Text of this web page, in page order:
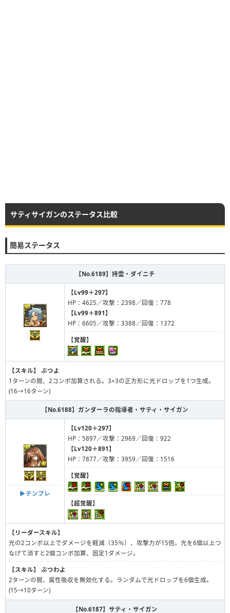
サティサイガンのステータス比較
簡易ステータス
【No.6189】 持霊・ダイニチ
【Lv99＋297】
HP：4625／攻撃：2398／回復：778
【Lv99＋891】
HP：6605／攻撃：3388／回復：1372
【覚醒】
【スキル】
ぶつよ
1ターンの間、2コンボ加算される。3×3の正方形に光ドロップを1つ生成。
(16→16ターン)
【No.6188】 ガンダーラの指導者・サティ・サイガン
▶︎テンプレ
【Lv120＋297】
HP：5897／攻撃：2969／回復：922
【Lv120＋891】
HP：7877／攻撃：3959／回復：1516
【覚醒】
【超覚醒】
【リーダースキル】
光の2コンボ以上でダメージを軽減（35％）、攻撃力が15倍。光を6個以上つ
なげて消すと2個コンボ加算、固定1ダメージ。
【スキル】
ぶつわよ
2ターンの間、属性吸収を無効化する。ランダムで光ドロップを6個生成。
(15→10ターン)
【No.6187】 サティ・サイガン